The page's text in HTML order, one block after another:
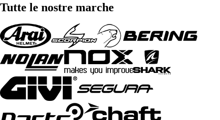
Tutte le nostre marche